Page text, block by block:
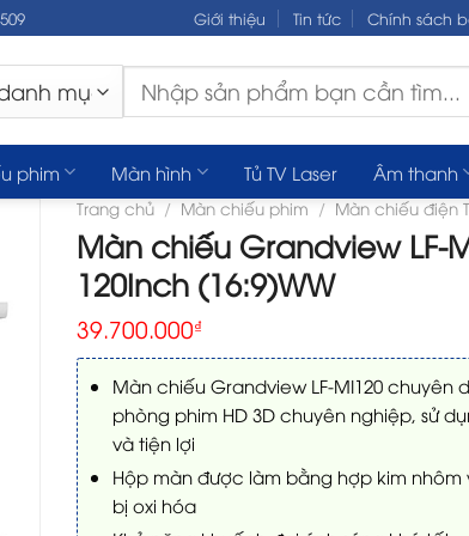
Giới thiệu Tin tức Chính sách
Tìm
kiếm:
phim Màn hình Tủ TV Laser Âm thanh
Trang chủ / Màn chiếu phim / Màn chiếu điện
Màn chiếu Grandview LF-
120Inch (16:9)WW
39.700.000₫
Màn chiếu Grandview LF-MI120 chuyên
phòng phim HD 3D chuyên nghiệp, sử
và tiện lợi
Hộp màn được làm bằng hợp kim
bị oxi hóa